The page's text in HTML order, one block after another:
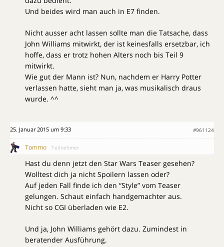
Und beides wird man auch in E7 finden.
Nicht ausser acht lassen sollte man die Tatsache, dass
John Williams mitwirkt, der ist keinesfalls ersetzbar, ich
hoffe, dass er trotz hohen Alters noch bis Teil 9
mitwirkt.
Wie gut der Mann ist? Nun, nachdem er Harry Potter
verlassen hatte, sieht man ja, was musikalisch draus
wurde. ^^
25. Januar 2015 um 9:33 #961124
Tommo Teilnehmer
Hast du denn jetzt den Star Wars Teaser gesehen?
Wolltest dich ja nicht Spoilern lassen oder?
Auf jeden Fall finde ich den “Style” vom Teaser
gelungen. Schaut einfach handgemachter aus.
Nicht so CGI überladen wie E2.
Und ja, John Williams gehört dazu. Zumindest in
beratender Ausführung.